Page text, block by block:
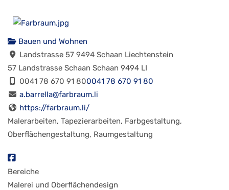
Bauen und Wohnen
Landstrasse 57 9494 Schaan Liechtenstein
57 Landstrasse Schaan Schaan 9494 LI
0041 78 670 91 800041 78 670 91 80
a.barrella@farbraum.li
https://farbraum.li/
Malerarbeiten, Tapezierarbeiten, Farbgestaltung,
Oberflächengestaltung, Raumgestaltung
Bereiche
Malerei und Oberflächendesign